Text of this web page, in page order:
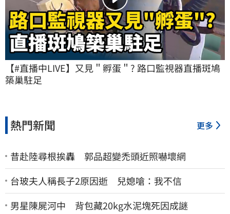
【#直播中LIVE】又見＂孵蛋＂? 路口監視器直播斑鳩
築巢駐足
熱門新聞 更多
昔赴陸尋根挨轟 郭品超變禿頭近照嚇壞網
台玻夫人稱長子2原因逝 兒媳嗆：我不信
男星陳屍河中 背包藏20kg水泥塊死因成謎